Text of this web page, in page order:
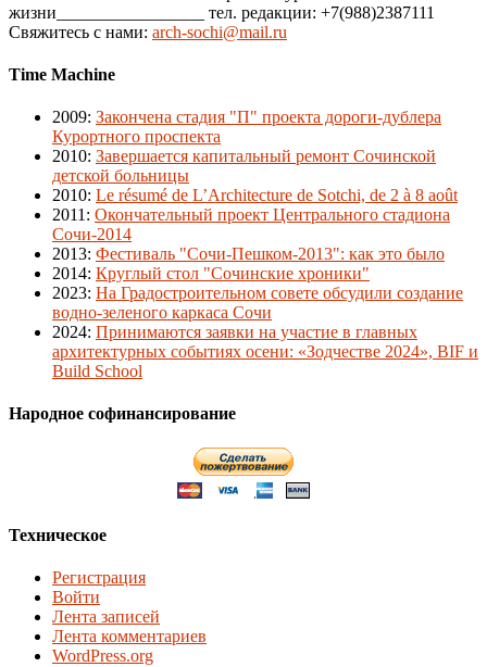
жизни_________________ тел. редакции: +7(988)2387111
Свяжитесь с нами: arch-sochi@mail.ru
Time Machine
2009: Закончена стадия "П" проекта дороги-дублера
Курортного проспекта
2010: Завершается капитальный ремонт Сочинской
детской больницы
2010: Le résumé de L’Architecture de Sotchi, de 2 à 8 août
2011 : Окончательный проект Центрального стадиона
Сочи-2014
2013: Фестиваль "Сочи-Пешком-2013": как это было
2014: Круглый стол "Сочинские хроники"
2023: На Градостроительном совете обсудили создание
водно-зеленого каркаса Сочи
2024: Принимаются заявки на участие в главных
архитектурных событиях осени: «Зодчестве 2024», BIF и
Build School
Народное софинансирование
Техническое
Регистрация
Войти
Лента записей
Лента комментариев
WordPress.org